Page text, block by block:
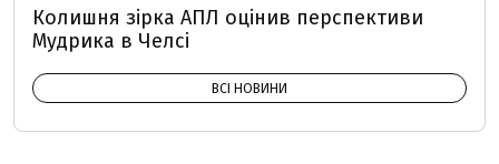
Колишня зірка АПЛ оцінив перспективи
Мудрика в Челсі
ВСІ НОВИНИ